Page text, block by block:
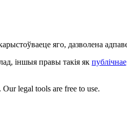
яго, дазволена
іншыя правы такія як
legal tools are free to use.